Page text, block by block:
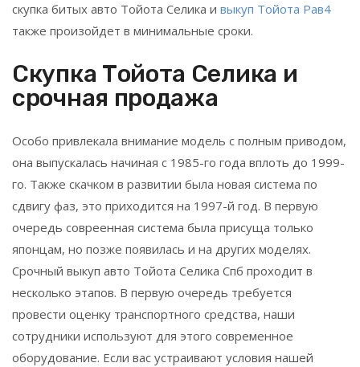
скупка битых авто Тойота Селика и выкуп Тойота Рав4
также произойдет в минимальные сроки.
Скупка Тойота Селика и
срочная продажа
Особо привлекала внимание модель с полным приводом,
она выпускалась начиная с 1985-го года вплоть до 1999-
го. Также скачком в развитии была новая система по
сдвигу фаз, это приходится на 1997-й год. В первую
очередь совреенная система была присуща только
японцам, но позже появилась и на других моделях.
Срочный выкуп авто Тойота Селика Спб проходит в
несколько этапов. В первую очередь требуется
провести оценку транспортного средства, наши
сотрудники используют для этого современное
оборудование. Если вас устраивают условия нашей